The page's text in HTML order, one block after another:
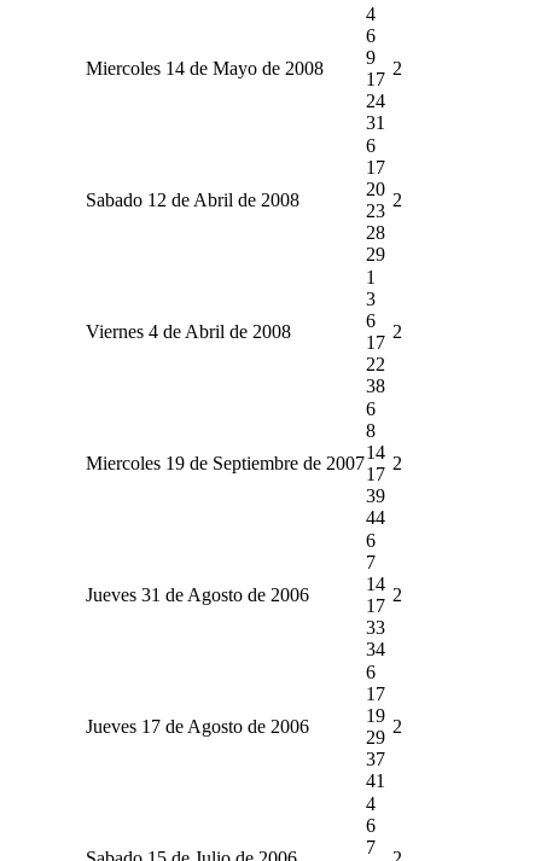
Miercoles 14 de Mayo de 2008
4
6
9
17
24
31
2
Sabado 12 de Abril de 2008
6
17
20
23
28
29
2
Viernes 4 de Abril de 2008
1
3
6
17
22
38
2
Miercoles 19 de Septiembre de 2007
6
8
14
17
39
44
2
Jueves 31 de Agosto de 2006
6
7
14
17
33
34
2
Jueves 17 de Agosto de 2006
6
17
19
29
37
41
2
4
6
7